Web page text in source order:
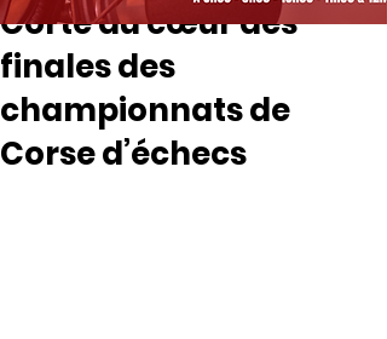
Corte au cœur des
finales des
championnats de
Corse d’échecs